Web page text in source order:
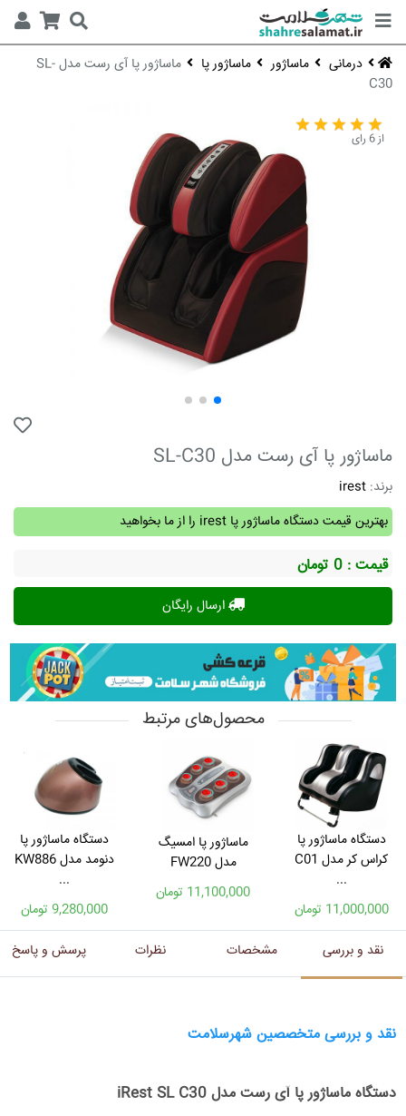
درمانی ماساژور ماساژور پا
ماساژور پا آی رست مدل SL-
C30
از 6 رای
ماساژور پا آی رست مدل SL-C30
برند: irest
بهترین قیمت دستگاه ماساژور پا irest را از ما بخواهید
قیمت : 0 تومان
ارسال رایگان
محصول‌های مرتبط
دستگاه ماساژور پا
کراس کر مدل C01
...
11,000,000 تومان
ماساژور پا امسیگ
مدل FW220
11,100,000 تومان
دستگاه ماساژور پا
دنومد مدل KW886
...
9,280,000 تومان
نقد و بررسی مشخصات نظرات پرسش و پاسخ
نقد و بررسی متخصصین شهرسلامت
دستگاه ماساژور پا آی رست مدل iRest SL C30